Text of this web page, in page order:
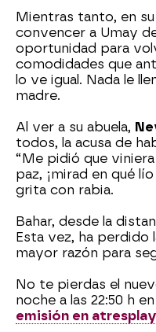
Mientras tanto, en su
convencer a Umay
oportunidad para
comodidades que
lo ve igual. Nada le
madre.
Al ver a su abuela,
todos, la acusa de
“Me pidió que
paz, ¡mirad en qué
grita con rabia.
Bahar, desde la
Esta vez, ha perdido
mayor razón para
No te pierdas el
noche a las 22:50 h
emisión en